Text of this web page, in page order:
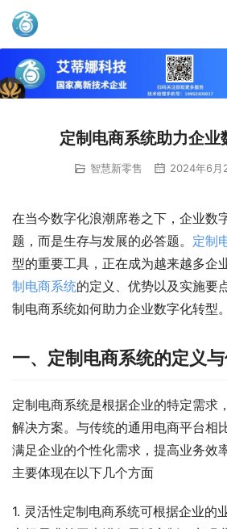
艾蒂娜科技
定制电商系统助力企业
智慧新零售 2024年6月
在当今数字化浪潮席卷之下，企业数
题，而是生存与发展的必答题。 定制
型的重要工具，正在成为越来越多企
制电商系统的定义、优势以及实施要
制电商系统如何助力企业数字化转型。
一、定制电商系统的定义
定制电商系统是根据企业的特定需求
解决方案。与传统的通用电商平台相
满足企业的个性化需求，提高业务效
主要体现在以下几个方面
1. 灵活性定制电商系统可根据企业的